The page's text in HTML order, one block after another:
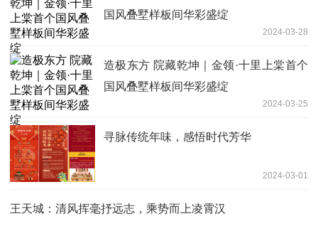
国风叠墅样板间华彩盛绽
2024-03-28
造极东方 院藏乾坤｜金领·十里上棠首个
国风叠墅样板间华彩盛绽
2024-03-25
寻脉传统年味，感悟时代芳华
2024-03-01
王天城：清风挥毫抒远志，乘势而上凌霄汉